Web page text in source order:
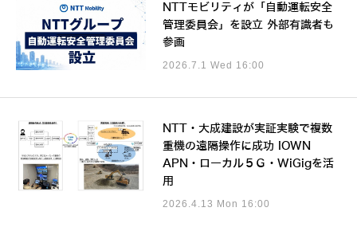
NTTモビリティが「自動運転安全
管理委員会」を設立 外部有識者も
参画
2026.7.1 Wed 16:00
NTT・大成建設が実証実験で複数
重機の遠隔操作に成功 IOWN
APN・ローカル５Ｇ・WiGigを活
用
2026.4.13 Mon 16:00